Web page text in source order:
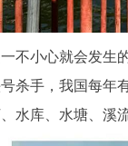
小心就会发生
手，我国每年
库、水塘、溪